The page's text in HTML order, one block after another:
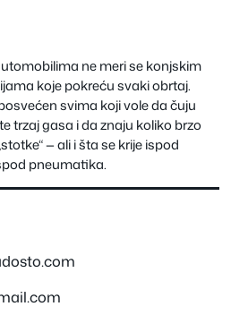
ne meri se konjskim
koje pokreću svaki obrtaj.
svima koji vole da čuju
trzaj gasa i da znaju koliko brzo
— ali i šta se krije ispod
pneumatika.